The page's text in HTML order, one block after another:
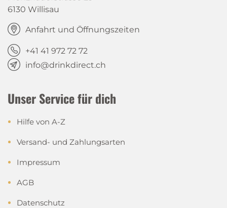
6130 Willisau
Anfahrt und Öffnungszeiten
+41 41 972 72 72
info@drinkdirect.ch
Unser Service für dich
Hilfe von A-Z
Versand- und Zahlungsarten
Impressum
AGB
Datenschutz